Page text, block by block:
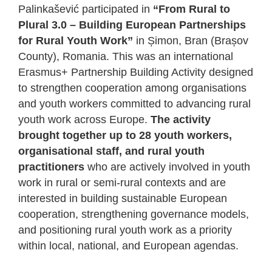
Palinkašević participated in “From Rural to
Plural 3.0 – Building European Partnerships
for Rural Youth Work” in Șimon, Bran (Brașov
County), Romania. This was an international
Erasmus+ Partnership Building Activity designed
to strengthen cooperation among organisations
and youth workers committed to advancing rural
youth work across Europe. The activity
brought together up to 28 youth workers,
organisational staff, and rural youth
practitioners who are actively involved in youth
work in rural or semi-rural contexts and are
interested in building sustainable European
cooperation, strengthening governance models,
and positioning rural youth work as a priority
within local, national, and European agendas.